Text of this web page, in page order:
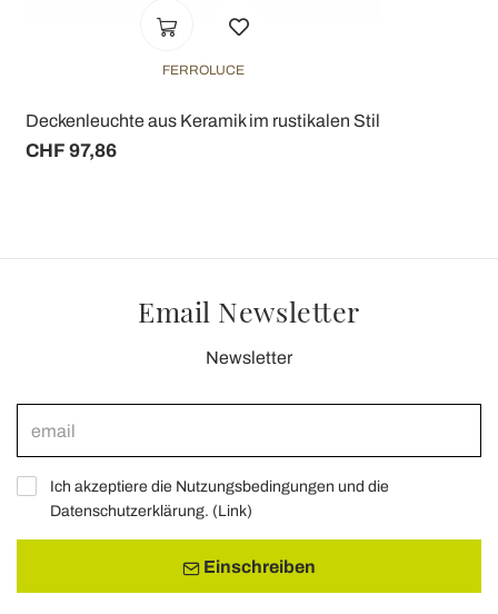
FERROLUCE
Deckenleuchte aus Keramik im rustikalen Stil
CHF 97,86
Email Newsletter
Newsletter
Ich akzeptiere die Nutzungsbedingungen und die
Datenschutzerklärung. (Link)
Einschreiben